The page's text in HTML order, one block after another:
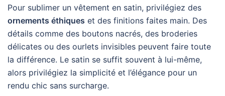
Pour sublimer un vêtement en satin, privilégiez des
ornements éthiques et des finitions faites main. Des
détails comme des boutons nacrés, des broderies
délicates ou des ourlets invisibles peuvent faire toute
la différence. Le satin se suffit souvent à lui-même,
alors privilégiez la simplicité et l’élégance pour un
rendu chic sans surcharge.